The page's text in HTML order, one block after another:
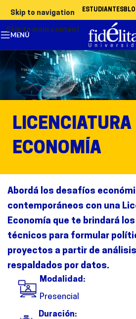
Skip to navigation
Skip to main content
ESTUDIANTES
MENÚ
LICENCIATURA
ECONOMÍA
Abordá los desafíos
contemporáneos con una
Economía que te brindará
técnicos para formular
proyectos a partir de
respaldados por datos.
Modalidad:
Presencial
Duración: